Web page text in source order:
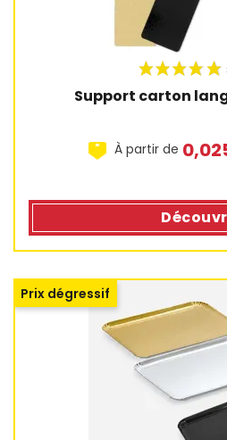
Support carton
À partir de
Prix dégressif